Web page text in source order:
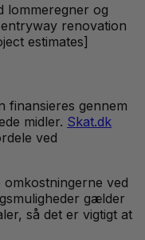
lommeregner og
renovation
estimates]
finansieres gennem
midler. Skat.dk
ved
ved
gælder
så det er vigtigt at